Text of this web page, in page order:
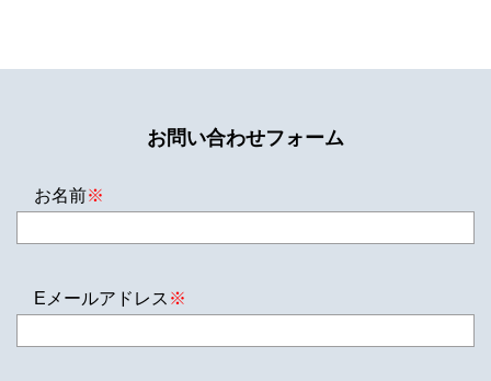
お問い合わせフォーム
お名前※
Eメールアドレス ※